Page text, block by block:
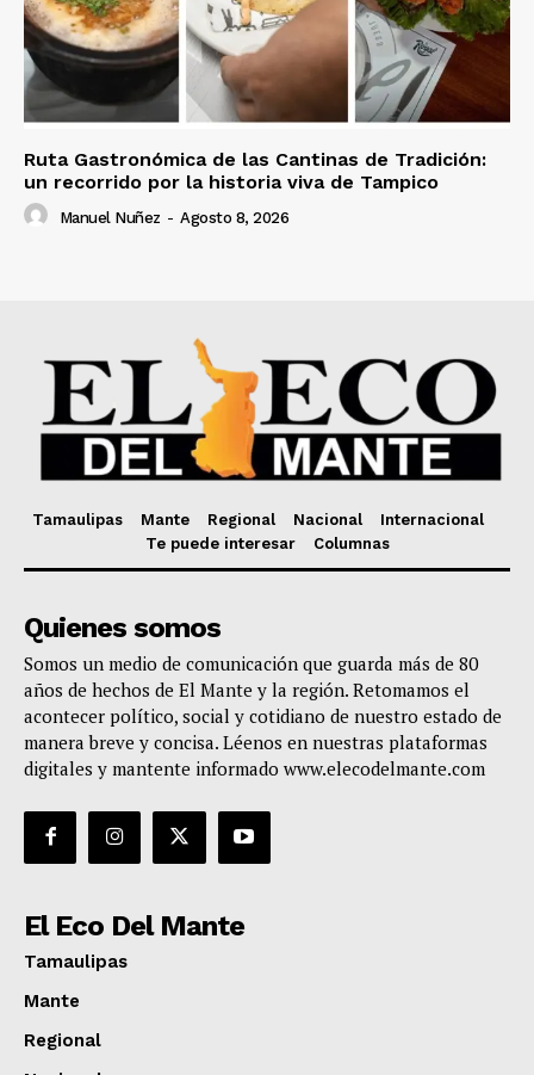
Ruta Gastronómica de las Cantinas de Tradición:
un recorrido por la historia viva de Tampico
Manuel Nuñez - Agosto 8, 2026
Tamaulipas Mante Regional Nacional
Internacional
Te puede interesar
Columnas
Quienes somos
Somos un medio de comunicación que guarda más de 80
años de hechos de El Mante y la región. Retomamos el
acontecer político, social y cotidiano de nuestro estado de
manera breve y concisa. Léenos en nuestras plataformas
digitales y mantente informado www.elecodelmante.com
El Eco Del Mante
Tamaulipas
Mante
Regional